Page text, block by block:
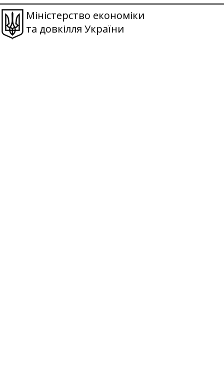
Міністерство економіки
та довкілля України